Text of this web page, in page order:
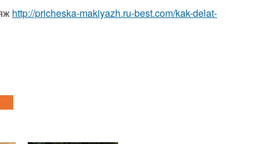
http://pricheska-makiyazh.ru-best.com/kak-delat-